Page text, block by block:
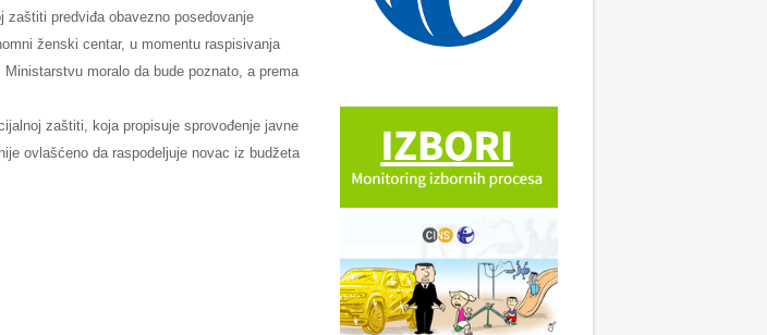
predviđa obavezno posedovanje
ženski centar, u momentu raspisivanja
moralo da bude poznato, a prema
zaštiti, koja propisuje sprovođenje javne
ovlašćeno da raspodeljuje novac iz budžeta